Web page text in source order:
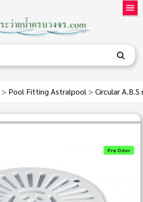
> Pool Fitting Astralpool > Circular
Pre Oder